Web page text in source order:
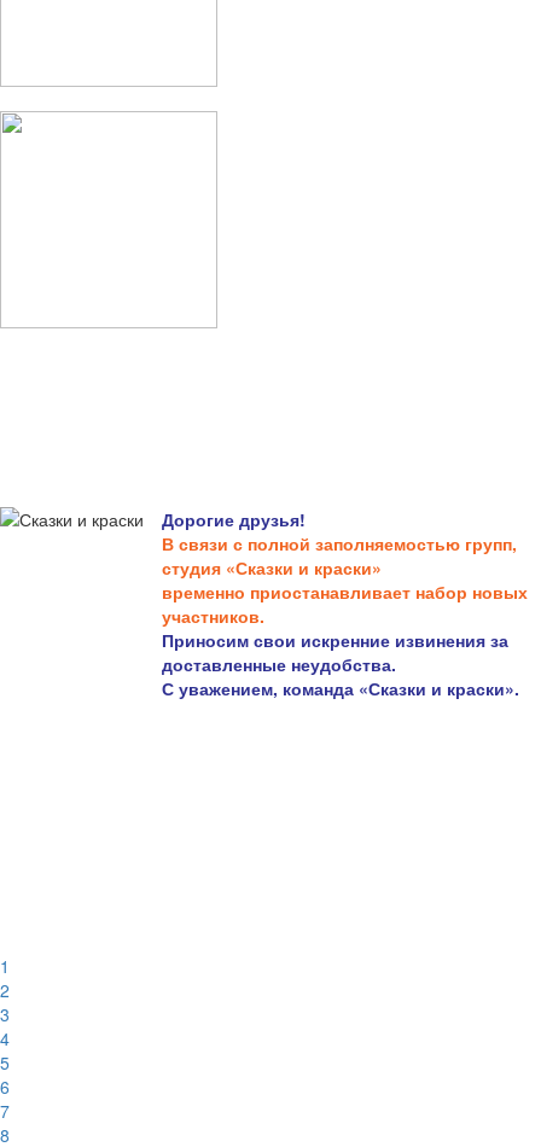
Дорогие друзья!
В связи с полной заполняемостью групп,
студия «Сказки и краски»
временно приостанавливает набор новых
участников.
Приносим свои искренние извинения за
доставленные неудобства.
С уважением, команда «Сказки и краски».
1
2
3
4
5
6
7
8